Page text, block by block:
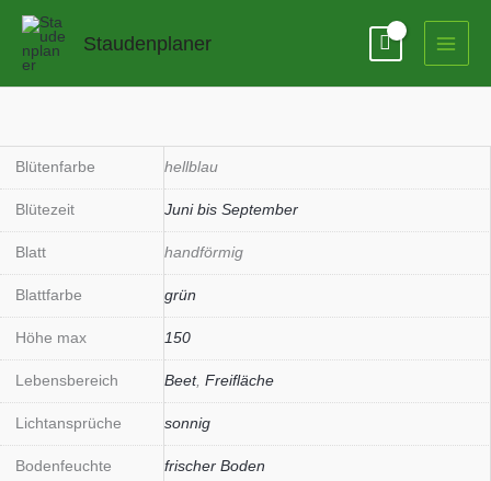
Zum
springen
Staudenplaner
Blütenfarbe hellblau
Blütezeit Juni bis September
Blatt handförmig
Blattfarbe grün
Höhe max 150
Lebensbereich Beet, Freifläche
Lichtansprüche sonnig
Bodenfeuchte frischer Boden
Bird'
Menge